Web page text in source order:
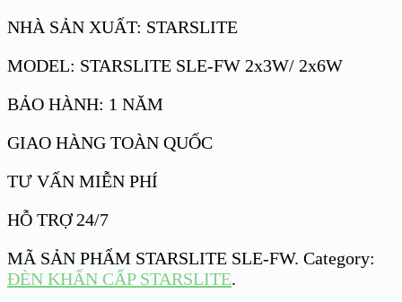
NHÀ SẢN XUẤT: STARSLITE
MODEL: STARSLITE SLE-FW 2x3W/ 2x6W
BẢO HÀNH: 1 NĂM
GIAO HÀNG TOÀN QUỐC
TƯ VẤN MIỄN PHÍ
HỖ TRỢ 24/7
MÃ SẢN PHẨM STARSLITE SLE-FW. Category:
ĐÈN KHẨN CẤP STARSLITE.